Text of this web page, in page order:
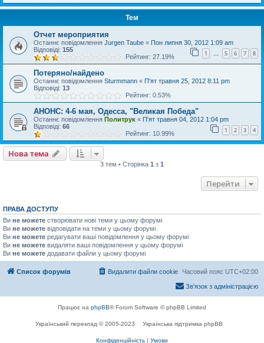
Тем
Отчет мероприятия
Останнє повідомлення Jurgen Taube « Пон липня 30, 2012 1:09 am
Відповіді: 155 1 … 5 6 7 8
Рейтинг: 27.19%
Потеряно/найдено
Останнє повідомлення Sturmmann « П'ят травня 25, 2012 8:11 pm
Відповіді: 13
Рейтинг: 0.53%
АНОНС: 4-6 мая, Одесса, "Великая Победа"
Останнє повідомлення Политрук « П'ят травня 04, 2012 1:04 pm
Відповіді: 66 1 2 3 4
Рейтинг: 10.99%
Нова тема
3 тем • Сторінка 1 з 1
Перейти
ПРАВА ДОСТУПУ
Ви не можете створювати нові теми у цьому форумі
Ви не можете відповідати на теми у цьому форумі
Ви не можете редагувати ваші повідомлення у цьому форумі
Ви не можете видаляти ваші повідомлення у цьому форумі
Ви не можете додавати файли у цьому форумі
Список форумів Часовий пояс UTC+02:00
Видалити файли cookie
Зв'язок з адміністрацією
Працює на phpBB® Forum Software © phpBB Limited
Український переклад © 2005-2023 Українська підтримка phpBB
Конфіденційність | Умови